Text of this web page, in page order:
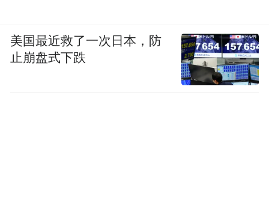
美国最近救了一次日本，防
止崩盘式下跌